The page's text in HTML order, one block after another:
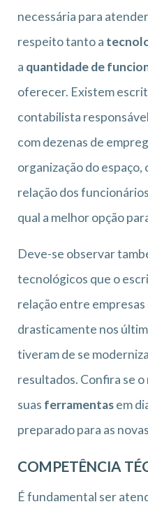
necessária para
respeito tanto a
a quantidade de
oferecer. Existem
contabilista
com dezenas de
organização do espaço,
relação dos
qual a melhor opção
Deve-se observar
tecnológicos que o
relação entre
drasticamente nos
tiveram de se
resultados. Confira se o
suas ferramentasem
preparado para as
COMPETÊNCIA
É fundamental ser